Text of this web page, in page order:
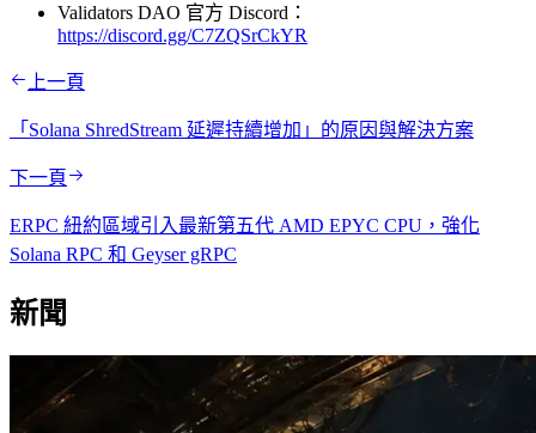
Validators DAO 官方 Discord：
https://discord.gg/C7ZQSrCkYR
上一頁
「Solana ShredStream 延遲持續增加」的原因與解決方案
下一頁
ERPC 紐約區域引入最新第五代 AMD EPYC CPU，強化
Solana RPC 和 Geyser gRPC
新聞